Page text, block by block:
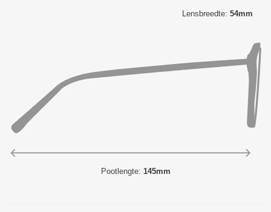
Lensbreedte: 54mm
Pootlengte: 145mm